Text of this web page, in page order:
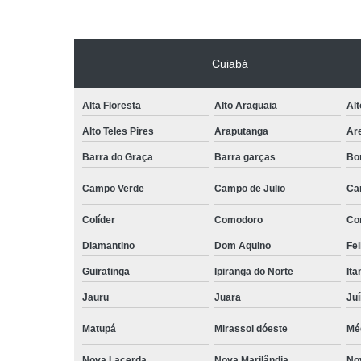
Cuiabá
Alta Floresta Alto Araguaia
Alto Teles Pires Araputanga
Barra do Graça Barra garças
Campo Verde Campo de Julio
Colíder Comodoro
Diamantino Dom Aquino
Guiratinga Ipiranga do Norte
Jauru Juara
Matupá Mirassol dóeste